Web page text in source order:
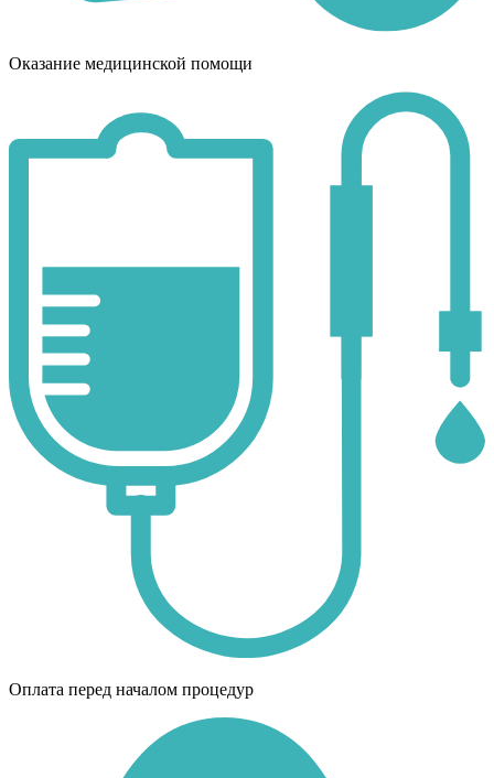
Оказание медицинской помощи
Оплата перед началом процедур